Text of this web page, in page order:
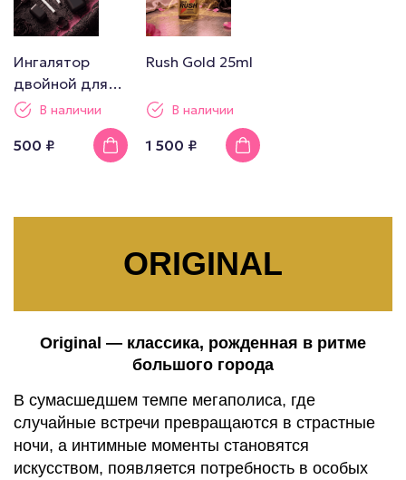
Ингалятор
двойной для
попперсов
В наличии
500 ₽
Rush Gold 25ml
В наличии
1 500 ₽
ORIGINAL
Original — классика, рожденная в ритме
большого города
В сумасшедшем темпе мегаполиса, где
случайные встречи превращаются в страстные
ночи, а интимные моменты становятся
искусством, появляется потребность в особых